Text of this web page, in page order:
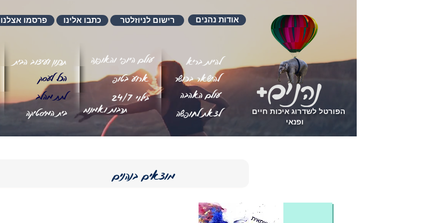
בית המיסטיקה
תכנון ועיצוב הבית
לתת מהלב
עולם היופי והאופנה
בילוי 24/7
ארוע בטופ
תרבות ואמנות
עולם האהבה
לצאת לחופשה
להיות בריא
להישאר בכושר
הכל לעסק
פרסמו אצלנו כתבו אלינו רישום לניוזלטר אודות נהנים